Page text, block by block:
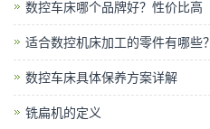
数控车床哪个品牌好？性价比高
适合数控机床加工的零件有哪些？
数控车床具体保养方案详解
铣扁机的定义